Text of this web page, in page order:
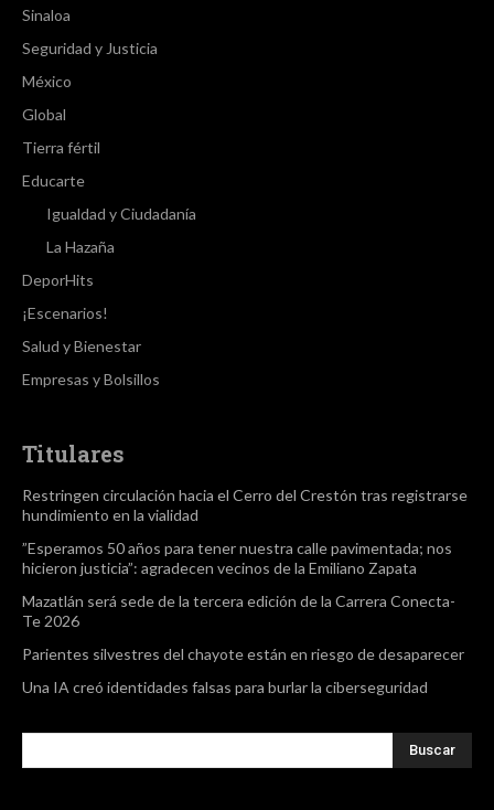
Sinaloa
Seguridad y Justicia
México
Global
Tierra fértil
Educarte
Igualdad y Ciudadanía
La Hazaña
DeporHits
¡Escenarios!
Salud y Bienestar
Empresas y Bolsillos
Titulares
Restringen circulación hacia el Cerro del Crestón tras registrarse
hundimiento en la vialidad
”Esperamos 50 años para tener nuestra calle pavimentada; nos
hicieron justicia”: agradecen vecinos de la Emiliano Zapata
Mazatlán será sede de la tercera edición de la Carrera Conecta-
Te 2026
Parientes silvestres del chayote están en riesgo de desaparecer
Una IA creó identidades falsas para burlar la ciberseguridad
Buscar